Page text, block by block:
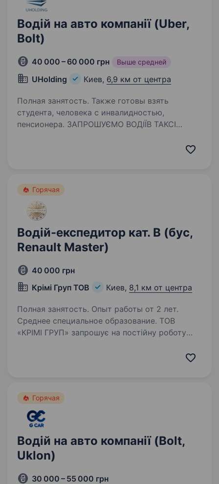
Водій на авто компанії (Uber,
Bolt)
40 000 – 60 000 грн Выше средней
UHolding Киев, 6,9 км от центра
Полная занятость. Также готовы взять
студента, человека с инвалидностью,
пенсионера. ЗАПРОШУЄМО ВОДІЇВ ТАКСІ
безкоштовним житлом!…
Горячая
Водій-експедитор кат. В (бус,
Renault Master)
40 000 грн
Крімі Груп ТОВ
Киев, 8,1 км от центра
Полная занятость. Опыт работы от 2 лет.
Среднее специальное образование. ТОВ
«КРІМІ ГРУП» запрошує на постiйну роботу
спеціалізується на виробництві та продажу
одноразового…
Горячая
Водій на авто компанії (Bolt,
Uklon)
30 000 – 55 000 грн